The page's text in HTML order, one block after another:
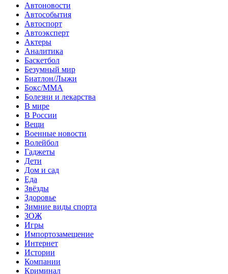
Автоновости
Автособытия
Автоспорт
Автоэксперт
Актеры
Аналитика
Баскетбол
Безумный мир
Биатлон/Лыжи
Бокс/MMA
Болезни и лекарства
В мире
В России
Вещи
Военные новости
Волейбол
Гаджеты
Дети
Дом и сад
Еда
Звёзды
Здоровье
Зимние виды спорта
ЗОЖ
Игры
Импортозамещение
Интернет
Истории
Компании
Криминал